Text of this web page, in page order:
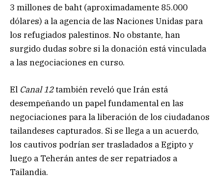
3 millones de baht (aproximadamente 85.000
dólares) a la agencia de las Naciones Unidas para
los refugiados palestinos. No obstante, han
surgido dudas sobre si la donación está vinculada
a las negociaciones en curso.
El Canal 12también reveló que Irán está
desempeñando un papel fundamental en las
negociaciones para la liberación de los ciudadanos
tailandeses capturados. Si se llega a un acuerdo,
los cautivos podrían ser trasladados a Egipto y
luego a Teherán antes de ser repatriados a
Tailandia.